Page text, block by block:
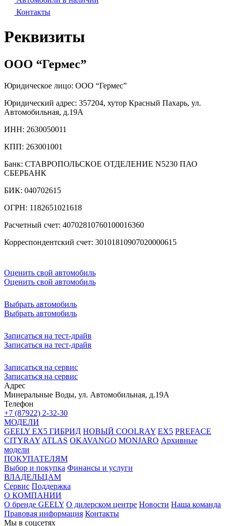
Контакты
Реквизиты
ООО “Гермес”
Юридическое лицо: ООО “Гермес”
Юридический адрес: 357204, хутор Красный Пахарь, ул.
Автомобильная, д.19А
ИНН: 2630050011
КПП: 263001001
Банк: СТАВРОПОЛЬСКОЕ ОТДЕЛЕНИЕ N5230 ПАО
СБЕРБАНК
БИК: 040702615
ОГРН: 1182651021618
Расчетный счет: 40702810760100016360
Корреспондентский счет: 30101810907020000615
Оценить свой автомобиль
Оценить свой автомобиль
Выбрать автомобиль
Выбрать автомобиль
Записаться на тест-драйв
Записаться на тест-драйв
Записаться на сервис
Записаться на сервис
Адрес
Минеральные Воды, ул. Автомобильная, д.19А
Телефон
+7 (87922) 2-32-30
МОДЕЛИ
GEELY EX5 ГИБРИД НОВЫЙ COOLRAY EX5 PREFACE
CITYRAY ATLAS OKAVANGO MONJARO Архивные
модели
ПОКУПАТЕЛЯМ
Выбор и покупка Финансы и услуги
ВЛАДЕЛЬЦАМ
Сервис Поддержка
О КОМПАНИИ
О бренде GEELY О дилерском центре Новости Наша команда
Правовая информация Контакты
Мы в соцсетях